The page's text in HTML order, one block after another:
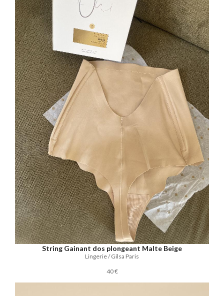
String Gainant dos plongeant Malte Beige
Lingerie / Gilsa Paris
40 €